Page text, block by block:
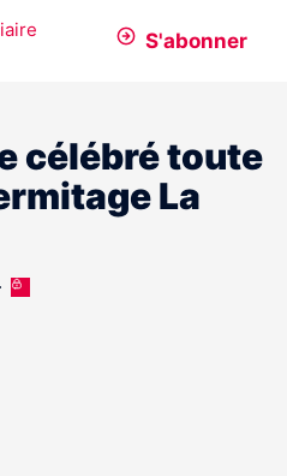
S'abonner
célébré toute
La
Cet